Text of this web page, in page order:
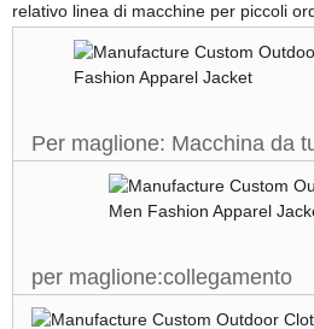
relativo linea di macchine per piccoli
Per maglione: Macchina da
per maglione:collegamento